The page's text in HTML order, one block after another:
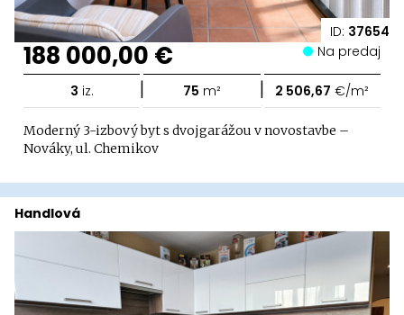
ID: 37654
188 000,00 € Na predaj
3 iz. | 75 m² | 2 506,67 €/m²
Moderný 3-izbový byt s dvojgarážou v novostavbe –
Nováky, ul. Chemikov
Handlová